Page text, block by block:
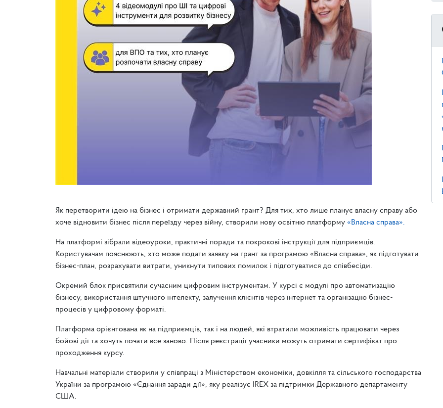
Як перетворити ідею на бізнес і отримати державний грант? Для тих, хто лише планує власну справу або
хоче відновити бізнес після переїзду через війну, створили нову освітню платформу «Власна справа».
На платформі зібрали відеоуроки, практичні поради та покрокові інструкції для підприємців.
Користувачам пояснюють, хто може подати заявку на грант за програмою «Власна справа», як підготувати
бізнес-план, розрахувати витрати, уникнути типових помилок і підготуватися до співбесіди.
Окремий блок присвятили сучасним цифровим інструментам. У курсі є модулі про автоматизацію
бізнесу, використання штучного інтелекту, залучення клієнтів через інтернет та організацію бізнес-
процесів у цифровому форматі.
Платформа орієнтована як на підприємців, так і на людей, які втратили можливість працювати через
бойові дії та хочуть почати все заново. Після реєстрації учасники можуть отримати сертифікат про
проходження курсу.
Навчальні матеріали створили у співпраці з Міністерством економіки, довкілля та сільського господарства
України за програмою «Єднання заради дії», яку реалізує IREX за підтримки Державного департаменту
США.